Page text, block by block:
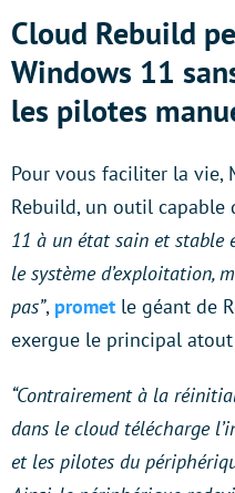
Cloud Rebuild
Windows 11
les pilotes
Pour vous faciliter la vie,
Rebuild, un outil capable
11 à un état sain et stable
le système d’exploitation,
pas”, promet le géant de
exergue le principal
“Contrairement à la
dans le cloud télécharge
et les pilotes du